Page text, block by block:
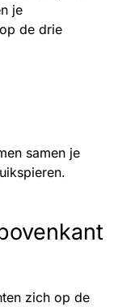
je
de drie
samen je
zich op de